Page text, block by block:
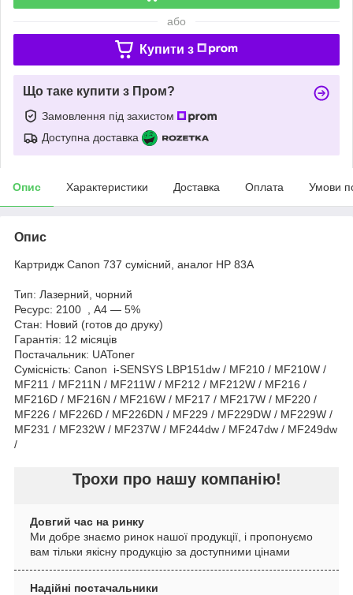
або
Купити з
Що таке купити з Пром?
Замовлення під захистом
Доступна доставка
Опис Характеристики Доставка Оплата Умови
Опис
Картридж Canon 737 сумісний, аналог HP 83A
Тип: Лазерний, чорний
Ресурс: 2100 , А4 — 5%
Стан: Новий (готов до друку)
Гарантія: 12 місяців
Постачальник: UAToner
Сумісність: Canon i-SENSYS LBP151dw / MF210 / MF210W /
MF211 / MF211N / MF211W / MF212 / MF212W / MF216 /
MF216D / MF216N / MF216W / MF217 / MF217W / MF220 /
MF226 / MF226D / MF226DN / MF229 / MF229DW / MF229W /
MF231 / MF232W / MF237W / MF244dw / MF247dw / MF249dw
/
Трохи про нашу компанію!
Довгий час на ринку
Ми добре знаємо ринок нашої продукції, і пропонуємо
вам тільки якісну продукцію за доступними цінами
Надійні постачальники